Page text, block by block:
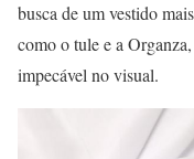
busca de um vestido
como o tule e a
impecável no visual.